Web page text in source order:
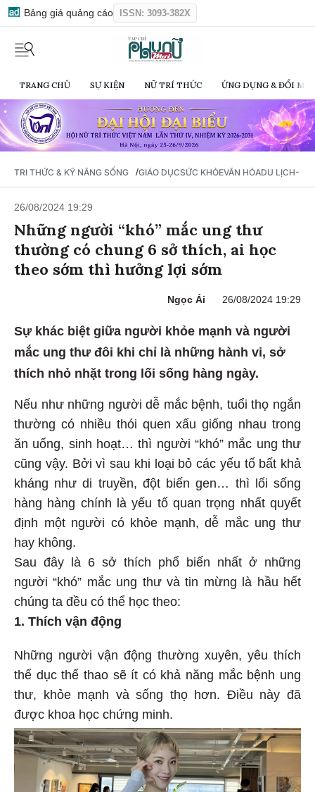
Bảng giá quảng cáo ISSN: 3093-382X
TRANG CHỦ SỰ KIỆN NỮ TRÍ THỨC ỨNG DỤNG & ĐỔI
TRI THỨC & KỸ NĂNG SỐNG /GIÁO DỤCSỨC KHỎEVĂN HÓADU LỊCH-
26/08/2024 19:29
Những người “khó” mắc ung thư
thường có chung 6 sở thích, ai học
theo sớm thì hưởng lợi sớm
Ngọc Ái 26/08/2024 19:29
Sự khác biệt giữa người khỏe mạnh và người
mắc ung thư đôi khi chỉ là những hành vi, sở
thích nhỏ nhặt trong lối sống hàng ngày.
Nếu như những người dễ mắc bệnh, tuổi thọ ngắn
thường có nhiều thói quen xấu giống nhau trong
ăn uống, sinh hoạt… thì người “khó” mắc ung thư
cũng vậy. Bởi vì sau khi loại bỏ các yếu tố bất khả
kháng như di truyền, đột biến gen… thì lối sống
hàng hàng chính là yếu tố quan trọng nhất quyết
định một người có khỏe mạnh, dễ mắc ung thư
hay không.
Sau đây là 6 sở thích phổ biến nhất ở những
người “khó” mắc ung thư và tin mừng là hầu hết
chúng ta đều có thể học theo:
1. Thích vận động
Những người vận động thường xuyên, yêu thích
thể dục thể thao sẽ ít có khả năng mắc bệnh ung
thư, khỏe mạnh và sống thọ hơn. Điều này đã
được khoa học chứng minh.